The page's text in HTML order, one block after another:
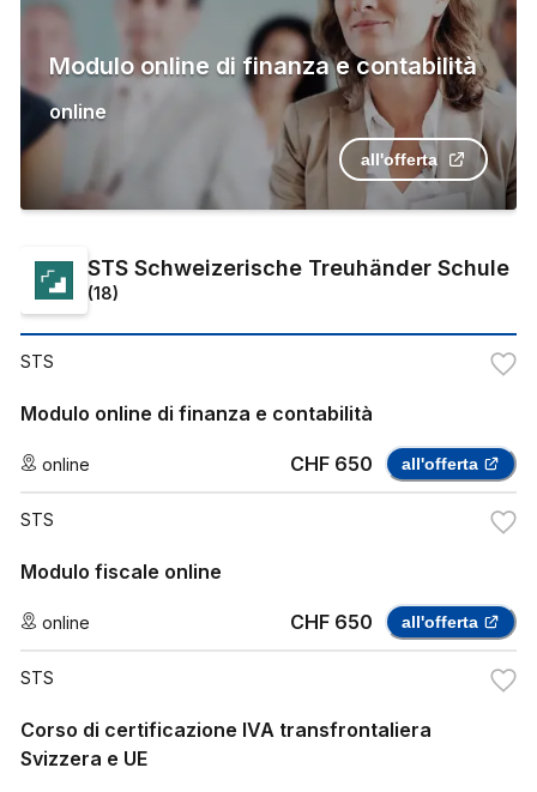
Modulo online di finanza e contabilità
online
all'offerta
STS Schweizerische Treuhänder Schule
(18)
STS
Modulo online di finanza e contabilità
online CHF 650 all'offerta
STS
Modulo fiscale online
online CHF 650 all'offerta
STS
Corso di certificazione IVA transfrontaliera
Svizzera e UE